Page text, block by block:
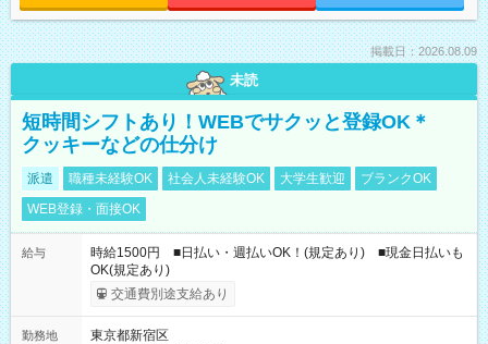
掲載日：2026.08.09
未読
短時間シフトあり！WEBでサクッと登録OK＊
クッキーなどの仕分け
派遣 職種未経験OK 社会人未経験OK 大学生歓迎
ブランクOK
WEB登録・面接OK
給与
時給1500円 ■日払い・週払いOK！(規定あり) ■現金日払いも
OK(規定あり)
交通費別途支給あり
勤務地
東京都新宿区